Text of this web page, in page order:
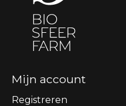
Mijn account
Registreren